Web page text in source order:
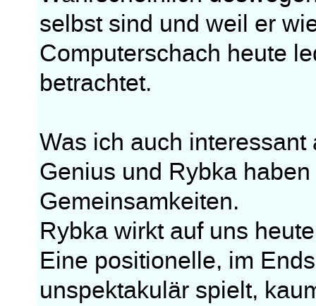
selbst sind und weil er
Computerschach heute
betrachtet.
Was ich auch
Genius und Rybka
Gemeinsamkeiten.
Rybka wirkt auf uns
Eine positionelle, im
unspektakulär spielt,